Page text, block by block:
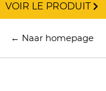
VOIR LE PRODUIT
← Naar homepage